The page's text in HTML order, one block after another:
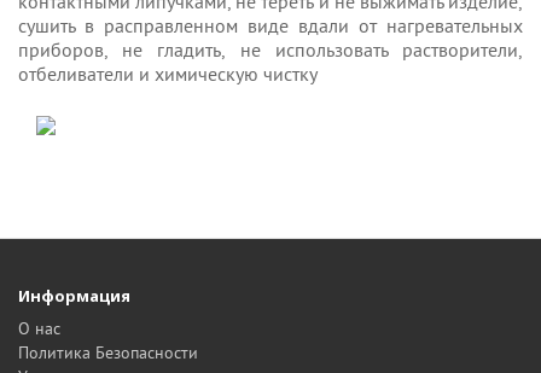
сушить в расправленном виде вдали от нагревательных
приборов, не гладить, не использовать растворители,
отбеливатели и химическую чистку
Информация
О нас
Политика Безопасности